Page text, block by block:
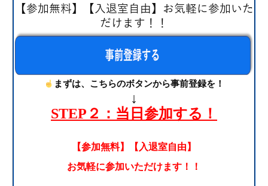
【参加無料】【入退室自由】お気軽に参加いた
だけます！！
まずは、こちらのボタンから事前登録を！
↓
STEP２：当日参加する！
【参加無料】【入退室自由】
お気軽に参加いただけます！！